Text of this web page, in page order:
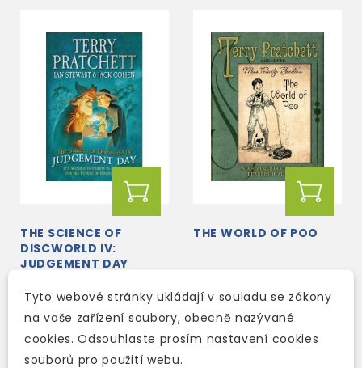
THE SCIENCE OF
DISCWORLD IV:
JUDGEMENT DAY
skladem (ihned
expedujeme)
259 Kč -17% 215 Kč
THE WORLD OF POO
2-3 týdny
499 Kč -15% 424 Kč
Tyto webové stránky ukládají v souladu se zákony
na vaše zařízení soubory, obecně nazývané
cookies. Odsouhlaste prosím nastavení cookies
souborů pro použití webu.